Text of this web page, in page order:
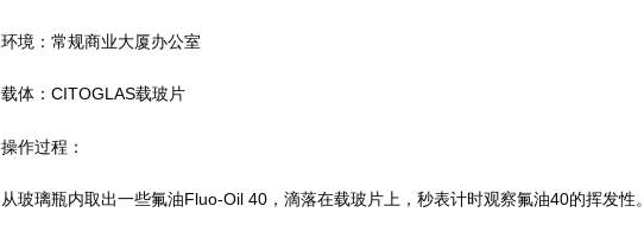
环境：常规商业大厦办公室
载体：CITOGLAS载玻片
操作过程：
从玻璃瓶内取出一些氟油Fluo-Oil 40，滴落在载玻片上，秒表计时观察氟油40的挥发性。